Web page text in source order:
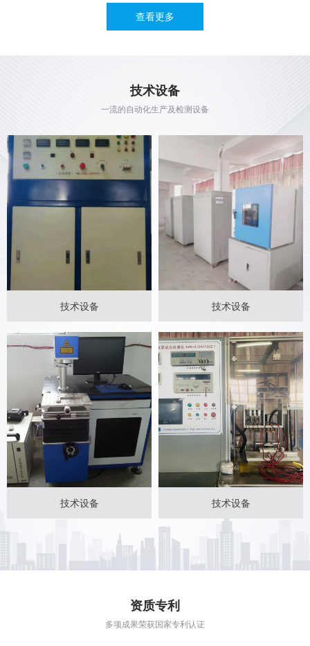
查看更多
技术设备
一流的自动化生产及检测设备
技术设备 技术设备
技术设备
技术设备
技术设备
技术设备
技术设备
资质专利
多项成果荣获国家专利认证